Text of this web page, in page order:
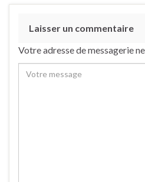
Laisser un commentaire
Votre adresse de messagerie